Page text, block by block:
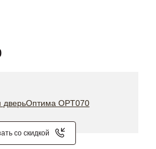
со скидкой